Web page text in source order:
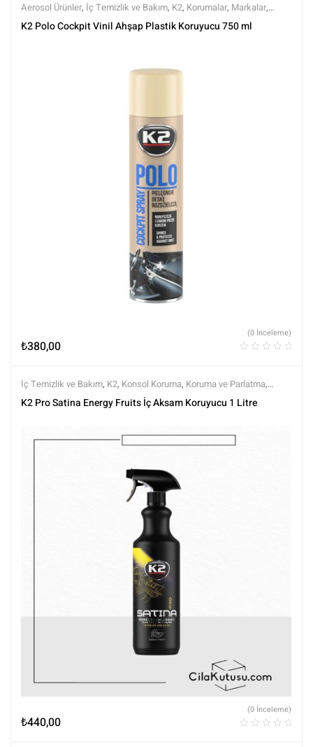
Aerosol Ürünler, İç Temizlik ve Bakım, K2, Korumalar, Markalar,
Parlatıcılar,Tüm Ürünler ,Tüm Ürünler
K2 Polo Cockpit Vinil Ahşap Plastik Koruyucu 750 ml
₺380,00
(0 İnceleme)
İç Temizlik ve Bakım, K2, Konsol Koruma, Koruma ve Parlatma,
Markalar,Tüm Ürünler,Tüm Ürünler,Yarı Mat (Doğal Görünüm)
K2 Pro Satina Energy Fruits İç Aksam Koruyucu 1 Litre
₺440,00
(0 İnceleme)